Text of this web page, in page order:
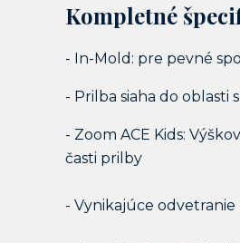
Kompletné
- In-Mold: pre pevné
- Prilba siaha do
- Zoom ACE Kids:
časti prilby
- Vynikajúce